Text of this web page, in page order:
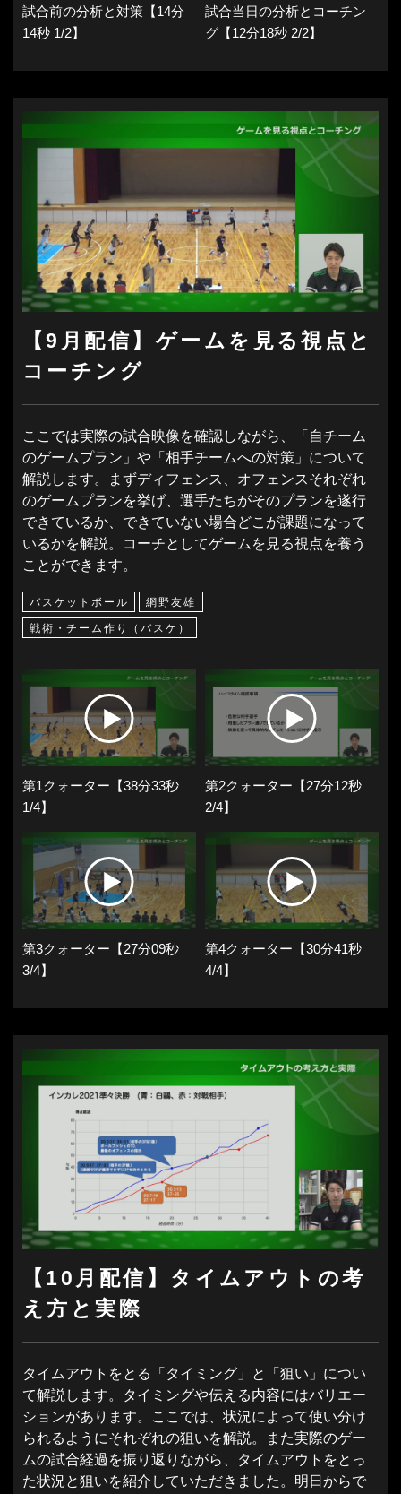
試合前の分析と対策【14分
14秒 1/2】
試合当日の分析とコーチン
グ【12分18秒 2/2】
【9月配信】ゲームを見る視点と
コーチング
ここでは実際の試合映像を確認しながら、「自チーム
のゲームプラン」や「相手チームへの対策」について
解説します。まずディフェンス、オフェンスそれぞれ
のゲームプランを挙げ、選手たちがそのプランを遂行
できているか、できていない場合どこが課題になって
いるかを解説。コーチとしてゲームを見る視点を養う
ことができます。
バスケットボール 網野友雄
戦術・チーム作り（バスケ）
第1クォーター【38分33秒
1/4】
第2クォーター【27分12秒
2/4】
第3クォーター【27分09秒
3/4】
第4クォーター【30分41秒
4/4】
【10月配信】タイムアウトの考
え方と実際
タイムアウトをとる「タイミング」と「狙い」につい
て解説します。タイミングや伝える内容にはバリエー
ションがあります。ここでは、状況によって使い分け
られるようにそれぞれの狙いを解説。また実際のゲー
ムの試合経過を振り返りながら、タイムアウトをとっ
た状況と狙いを紹介していただきました。明日からで